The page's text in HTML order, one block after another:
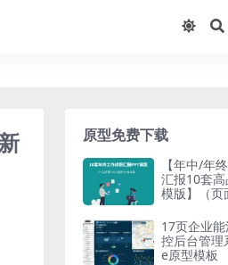
原型免费下载
【年中/年
汇报10套高
模版】（页
23最新文档
17页企业
控后台管
e原型模板